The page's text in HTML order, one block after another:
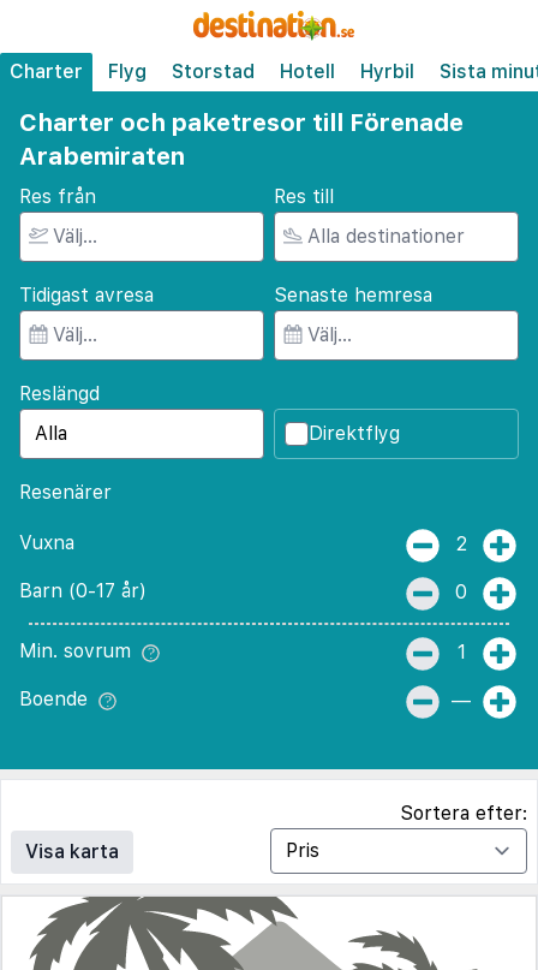
Charter Flyg Storstad Hotell Hyrbil Sista
Charter och paketresor till Förenade
Arabemiraten
Res från Res till
Tidigast avresa Senaste hemresa
Reslängd
Direktflyg
Resenärer
Vuxna 2
Barn (0-17 år) 0
Min. sovrum 1
Boende —
Visa karta
Sortera efter: